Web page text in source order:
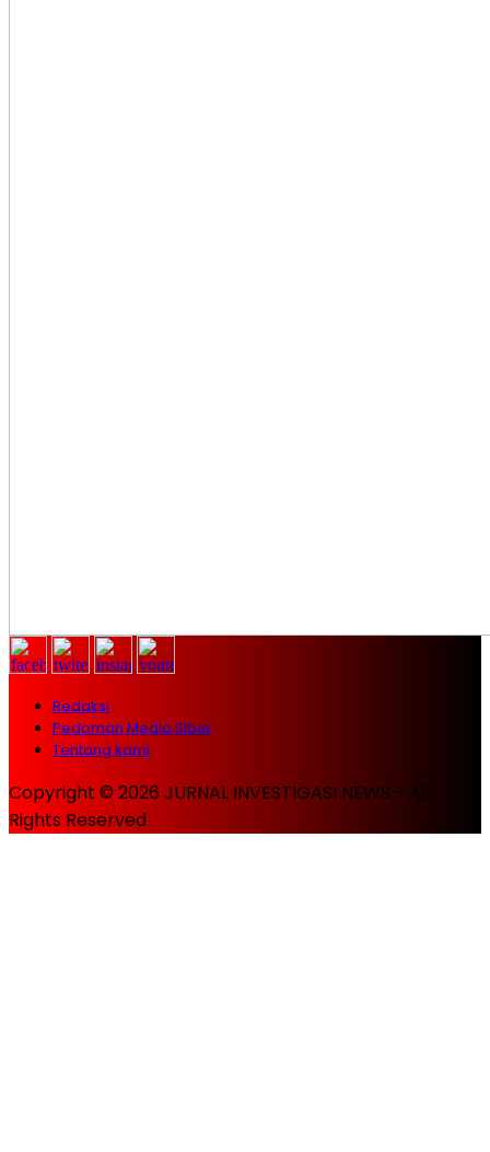
Redaksi
Pedoman Media Siber
Tentang kami
Copyright © 2026 JURNAL INVESTIGASI NEWS - All
Rights Reserved